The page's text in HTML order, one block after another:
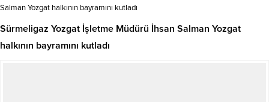
Salman Yozgat halkının bayramını kutladı
Sürmeligaz Yozgat İşletme Müdürü İhsan Salman Yozgat
halkının bayramını kutladı